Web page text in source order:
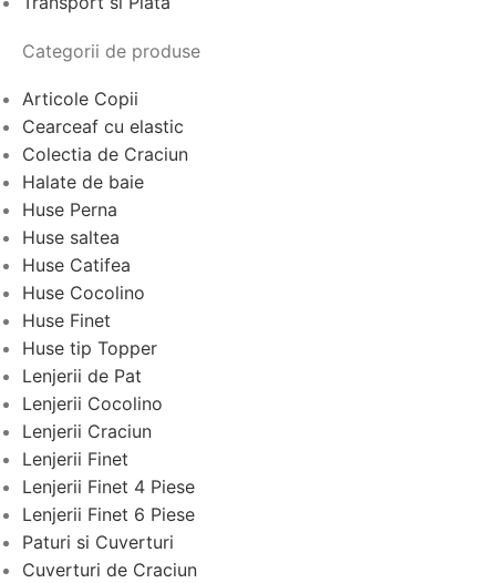
Categorii de produse
Articole Copii
Cearceaf cu elastic
Colectia de Craciun
Halate de baie
Huse Perna
Huse saltea
Huse Catifea
Huse Cocolino
Huse Finet
Huse tip Topper
Lenjerii de Pat
Lenjerii Cocolino
Lenjerii Craciun
Lenjerii Finet
Lenjerii Finet 4 Piese
Lenjerii Finet 6 Piese
Paturi si Cuverturi
Cuverturi de Craciun